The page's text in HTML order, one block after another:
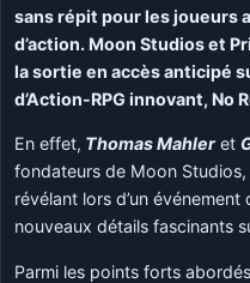
sans répit pour les joueurs
d’action. Moon Studios et
la sortie en accès anticipé
d’Action-RPG innovant, No
En effet, Thomas Mahleret
fondateurs de Moon Studios,
révélant lors d’un
nouveaux détails fascinants
Parmi les points forts